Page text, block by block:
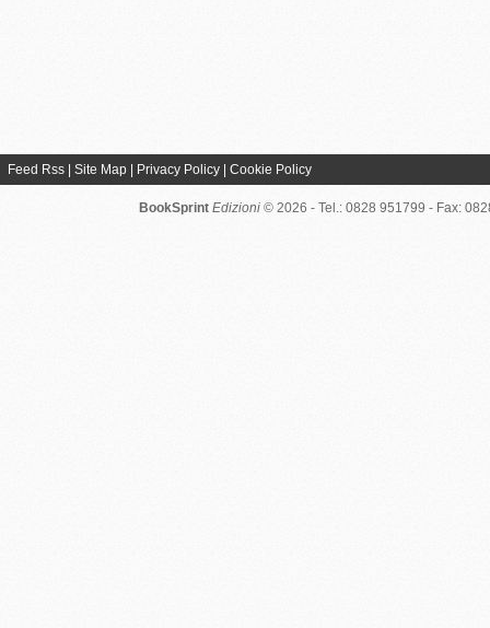
Feed Rss Site Map Privacy Policy Cookie Policy
BookSprint Edizioni © 2026 - Tel.: 0828 951799 - Fax: